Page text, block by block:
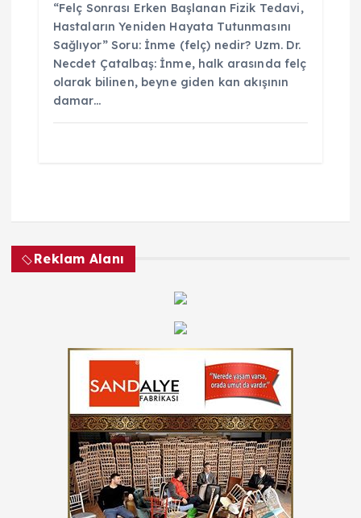
“Felç Sonrası Erken Başlanan Fizik Tedavi,
Hastaların Yeniden Hayata Tutunmasını
Sağlıyor” Soru: İnme (felç) nedir? Uzm. Dr.
Necdet Çatalbaş: İnme, halk arasında felç
olarak bilinen, beyne giden kan akışının
damar…
Reklam Alanı